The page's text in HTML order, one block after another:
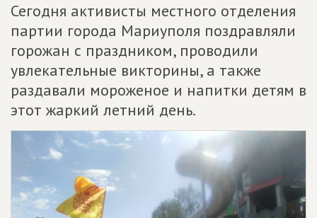
Сегодня активисты местного отделения
партии города Мариуполя поздравляли
горожан с праздником, проводили
увлекательные викторины, а также
раздавали мороженое и напитки детям в
этот жаркий летний день.